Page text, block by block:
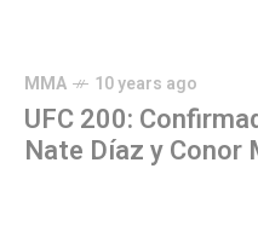
MMA 10 years ago
UFC 200:
Nate Díaz y Conor